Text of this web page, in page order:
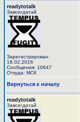
readytotalk
Завсегдатай
Зарегистрирован:
18.02.2016
Сообщения: 10647
Откуда: МСК
Вернуться к началу
readytotalk
Завсегдатай